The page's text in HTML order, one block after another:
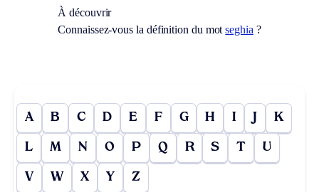
À découvrir
Connaissez-vous la définition du motseghia ?
A B C D E F G H I J K
L M N O P Q R S T U
V W X Y Z